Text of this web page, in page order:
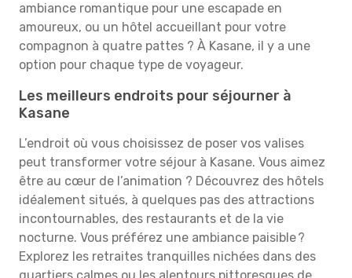
ambiance romantique pour une escapade en
amoureux, ou un hôtel accueillant pour votre
compagnon à quatre pattes ? À Kasane, il y a une
option pour chaque type de voyageur.
Les meilleurs endroits pour séjourner à
Kasane
L’endroit où vous choisissez de poser vos valises
peut transformer votre séjour à Kasane. Vous aimez
être au cœur de l’animation ? Découvrez des hôtels
idéalement situés, à quelques pas des attractions
incontournables, des restaurants et de la vie
nocturne. Vous préférez une ambiance paisible ?
Explorez les retraites tranquilles nichées dans des